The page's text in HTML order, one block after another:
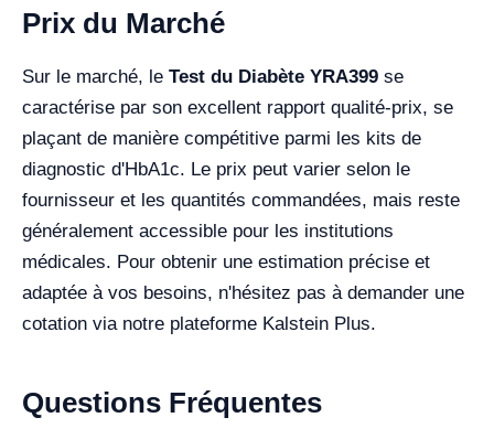
Prix du Marché
Sur le marché, le Test du Diabète YRA399 se
caractérise par son excellent rapport qualité-prix, se
plaçant de manière compétitive parmi les kits de
diagnostic d'HbA1c. Le prix peut varier selon le
fournisseur et les quantités commandées, mais reste
généralement accessible pour les institutions
médicales. Pour obtenir une estimation précise et
adaptée à vos besoins, n'hésitez pas à demander une
cotation via notre plateforme Kalstein Plus.
Questions Fréquentes